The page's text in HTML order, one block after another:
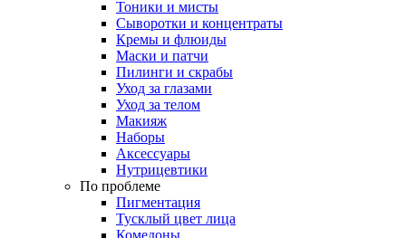
Тоники и мисты
Сыворотки и концентраты
Кремы и флюиды
Маски и патчи
Пилинги и скрабы
Уход за глазами
Уход за телом
Макияж
Наборы
Аксессуары
Нутрицевтики
По проблеме
Пигментация
Тусклый цвет лица
Комедоны